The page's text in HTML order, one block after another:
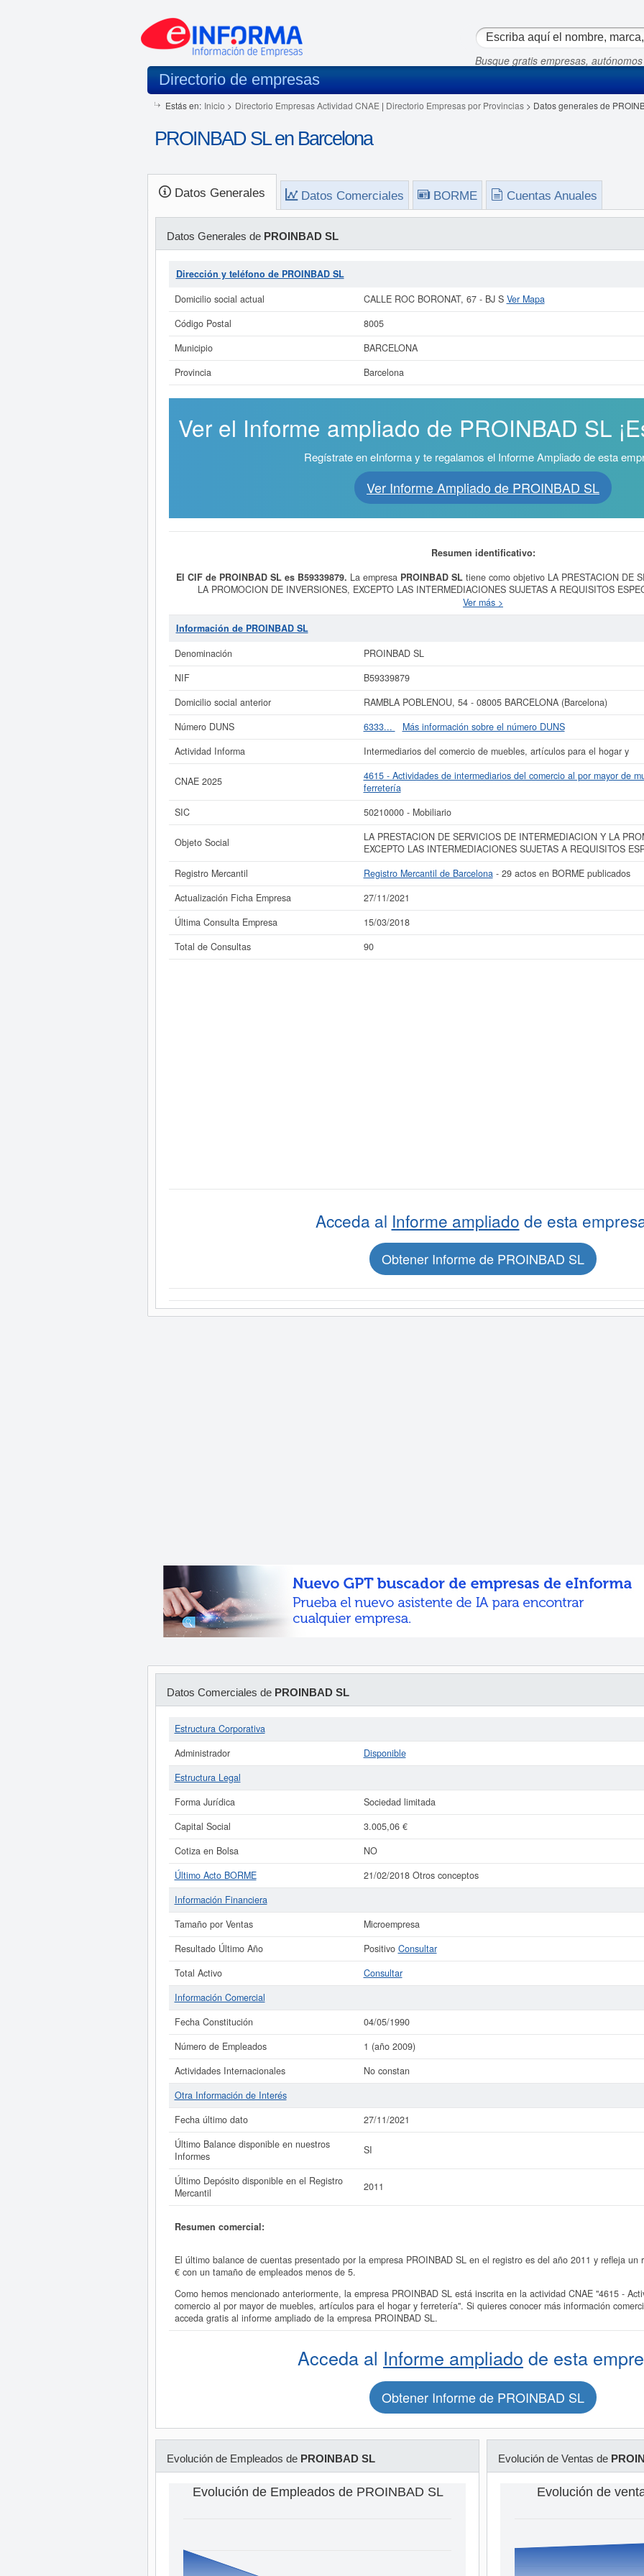
Busque gratis empresas,
Directorio de empresas
Estás en: Inicio > Directorio Empresas Actividad CNAE | Directorio Empresas por Provincias> Datos generales de
PROINBAD SL en Barcelona
Datos Generales Datos Comerciales BORME Cuentas Anuales
Datos Generales de PROINBAD SL
Dirección y teléfono de PROINBAD SL
Domicilio social actual
CALLE ROC BORONAT, 67 - BJ S Ver Mapa
Código Postal
8005
Municipio
BARCELONA
Provincia
Barcelona
Ver el Informe ampliado de PROINBAD SL
Regístrate en eInforma y te regalamos el Informe Ampliado de esta
Ver Informe Ampliado de PROINBAD SL
Resumen identificativo:
El CIF de PROINBAD SL es B59339879. La empresa PROINBAD SL tiene como objetivo LA PRESTACION DE
LA PROMOCION DE INVERSIONES, EXCEPTO LAS INTERMEDIACIONES SUJETAS A REQUISITOS
04/05/1990. Esta empresa está incluida dentro de la categoría CNAE 4615 - Actividades de intermediarios del
artículos para el hogar y ferretería. Dentro del Sistema Internacional de Clasificación de actividades
encuentra en el SIC 50210000.
demás que estén relacionadas. La empresa
PROINBAD SLtiene un patrimonio aproximado de 0 a 3.100 €. Esta
Si está interesado en conocer más datos de la empresa PROINBAD SL puede
consultar los resultados de sus años de actividad, así como los balances y cuentas de
La última actualización del informe de empresa se ha realizado el 27/11/2021.
Ver más >
Información de PROINBAD SL
Denominación
PROINBAD SL
NIF
B59339879
Domicilio social anterior
RAMBLA POBLENOU, 54 - 08005 BARCELONA (Barcelona)
Número DUNS
6333...
Más información sobre el número DUNS
Actividad Informa
Intermediarios del comercio de muebles, artículos para el hogar y
CNAE 2025
4615 - Actividades de intermediarios del comercio al por mayor de
ferretería
SIC
50210000 - Mobiliario
Objeto Social
LA PRESTACION DE SERVICIOS DE INTERMEDIACION Y LA
EXCEPTO LAS INTERMEDIACIONES SUJETAS A REQUISITOS
Registro Mercantil
Registro Mercantil de Barcelona- 29 actos en BORME publicados
Actualización Ficha Empresa
27/11/2021
Última Consulta Empresa
15/03/2018
Total de Consultas
90
Acceda al Informe ampliado de esta
Obtener Informe de PROINBAD SL
Datos Comerciales de PROINBAD SL
Estructura Corporativa
Administrador
Disponible
Estructura Legal
Forma Jurídica
Sociedad limitada
Capital Social
3.005,06 €
Cotiza en Bolsa
NO
Último Acto BORME
21/02/2018 Otros conceptos
Información Financiera
Tamaño por Ventas
Microempresa
Resultado Último Año
Positivo Consultar
Total Activo
Consultar
Información Comercial
Fecha Constitución
04/05/1990
Número de Empleados
1 (año 2009)
Actividades Internacionales
No constan
Otra Información de Interés
Fecha último dato
27/11/2021
Último Balance disponible en nuestros
Informes
SI
Último Depósito disponible en el Registro
Mercantil
2011
Resumen comercial:
El último balance de cuentas presentado por la empresa PROINBAD SL en el registro es del año 2011 y refleja
€ con un tamaño de empleados menos de 5.
Como hemos mencionado anteriormente, la empresa PROINBAD SL está inscrita en la actividad CNAE "4615 -
comercio al por mayor de muebles, artículos para el hogar y ferretería". Si quieres conocer más información
acceda gratis al informe ampliado de la empresa PROINBAD SL.
Acceda al Informe ampliado de esta
Obtener Informe de PROINBAD SL
Evolución de Empleados de PROINBAD SL
Evolución de Empleados de PROINBAD SL
Evolución de Ventas de
Evolución de